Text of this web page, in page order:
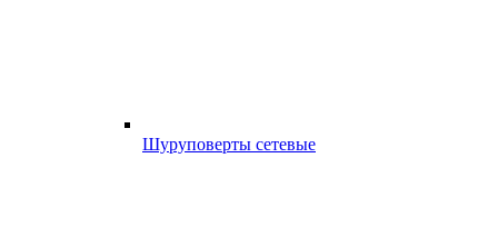
Шуруповерты сетевые